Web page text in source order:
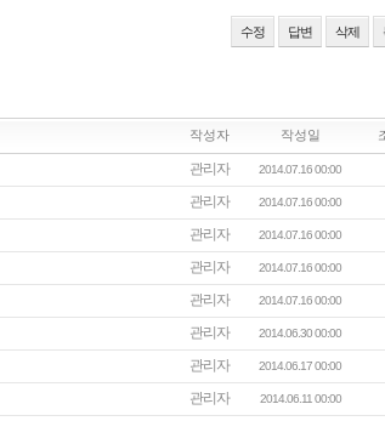
수정 답변 삭제
작성자 작성일
관리자 2014.07.16 00:00
관리자 2014.07.16 00:00
관리자 2014.07.16 00:00
관리자 2014.07.16 00:00
관리자 2014.07.16 00:00
관리자 2014.06.30 00:00
관리자 2014.06.17 00:00
관리자 2014.06.11 00:00